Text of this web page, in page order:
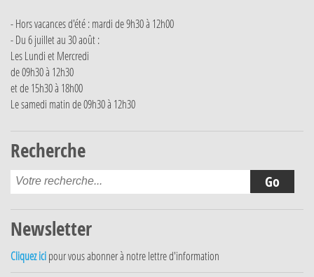
- Hors vacances d'été : mardi de 9h30 à 12h00
- Du 6 juillet au 30 août :
Les Lundi et Mercredi
de 09h30 à 12h30
et de 15h30 à 18h00
Le samedi matin de 09h30 à 12h30
Recherche
Newsletter
Cliquez ici pour vous abonner à notre lettre d'information